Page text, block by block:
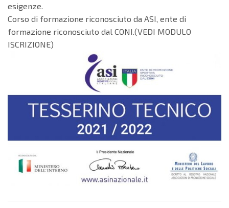
esigenze.
Corso di formazione riconosciuto da ASI, ente di
formazione riconosciuto dal CONI.(VEDI MODULO
ISCRIZIONE)